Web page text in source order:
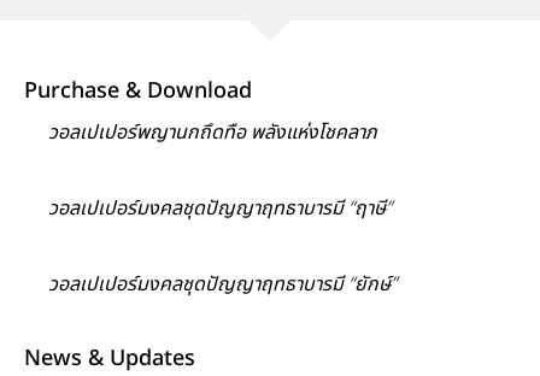
Purchase & Download
วอลเปเปอร์พญานกถึดทือ พลังแห่งโชคลาภ
วอลเปเปอร์มงคลชุดปัญญาฤทธาบารมี “ฤาษี”
วอลเปเปอร์มงคลชุดปัญญาฤทธาบารมี “ยักษ์”
News & Updates